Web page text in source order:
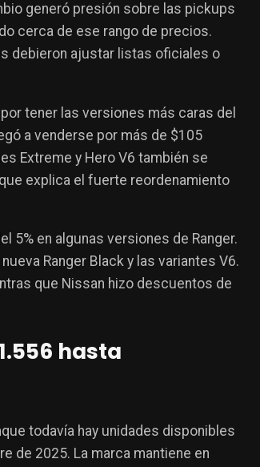
generó presión sobre las pickups
cerca de ese rango de precios.
debieron ajustar listas oficiales o
tener las versiones más caras del
a venderse por más de $105
Extreme y Hero V6 también se
explica el fuerte reordenamiento
5% en algunas versiones de Ranger.
Ranger Black y las variantes V6.
que Nissan hizo descuentos de
hasta
todavía hay unidades disponibles
de 2025. La marca mantiene en